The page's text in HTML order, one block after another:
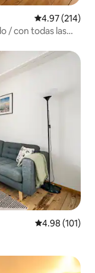
Calificación
4.97 (214)
/ con todas las
Calificación
4.98 (101)